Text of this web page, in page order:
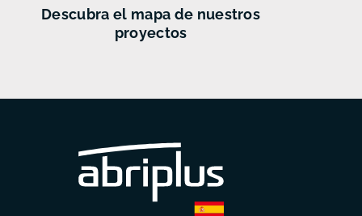
Descubra el mapa de nuestros
proyectos